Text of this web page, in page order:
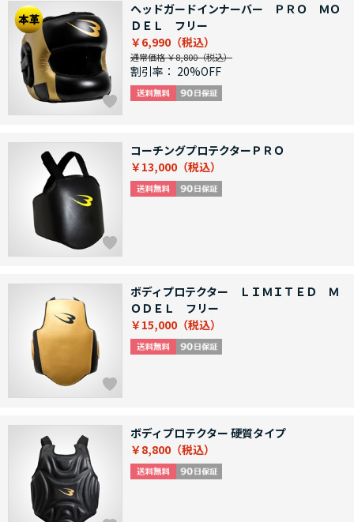
ヘッドガードインナーバー ＰＲＯ ＭＯ
ＤＥＬ フリー
￥6,990
通常価格 ￥8,800
割引率： 20%OFF
コーチングプロテクターＰＲＯ
￥13,000
ボディプロテクター ＬＩＭＩＴＥＤ Ｍ
ＯＤＥＬ フリー
￥15,000
ボディプロテクター 硬質タイプ
￥8,800